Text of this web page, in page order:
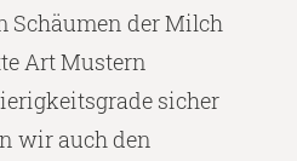
Schäumen der Milch
Art Mustern
sicher
wir auch den